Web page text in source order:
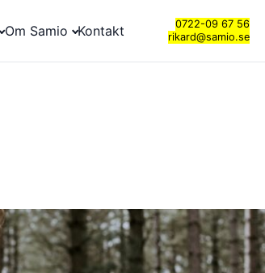
Om Samio Kontakt
0722-09 67 56
rikard@samio.se